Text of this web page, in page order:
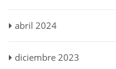
abril 2024
diciembre 2023